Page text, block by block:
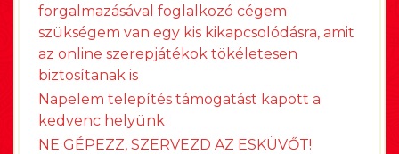
forgalmazásával foglalkozó cégem
szükségem van egy kis kikapcsolódásra, amit
az online szerepjátékok tökéletesen
biztosítanak is
Napelem telepítés támogatást kapott a
kedvenc helyünk
NE GÉPEZZ, SZERVEZD AZ ESKÜVŐT!